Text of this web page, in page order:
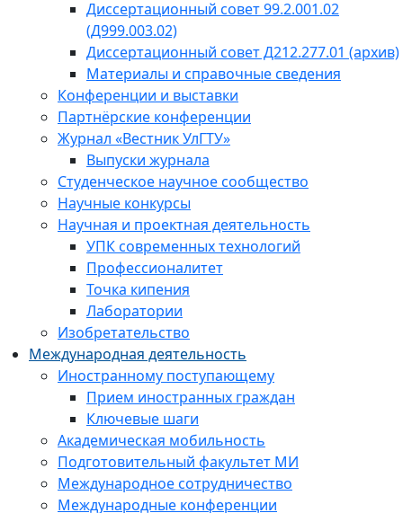
Диссертационный совет 99.2.001.02
(Д999.003.02)
Диссертационный совет Д212.277.01 (архив)
Материалы и справочные сведения
Конференции и выставки
Партнёрские конференции
Журнал «Вестник УлГТУ»
Выпуски журнала
Студенческое научное сообщество
Научные конкурсы
Научная и проектная деятельность
УПК современных технологий
Профессионалитет
Точка кипения
Лаборатории
Изобретательство
Международная деятельность
Иностранному поступающему
Прием иностранных граждан
Ключевые шаги
Академическая мобильность
Подготовительный факультет МИ
Международное сотрудничество
Международные конференции